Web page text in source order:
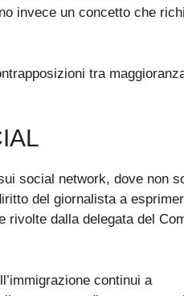
invece un concetto che
tra
social network, dove non
del giornalista a
rivolte dalla delegata del
continui a